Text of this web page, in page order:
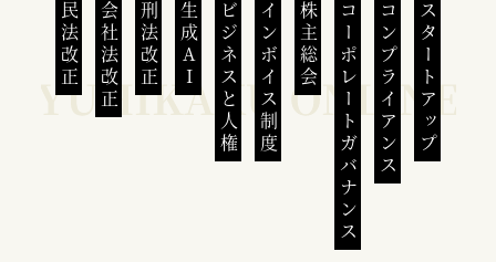
民法改正 会社法改正 刑法改正 生成AI ビジネスと人権インボイス制度 株主総会 コーポレートガバナンスコンプライアンススタートアップ